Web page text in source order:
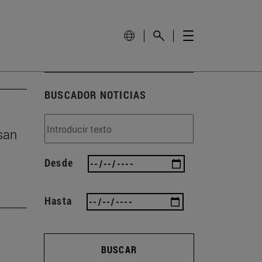
BUSCADOR NOTICIAS
Desde
Hasta
BUSCAR